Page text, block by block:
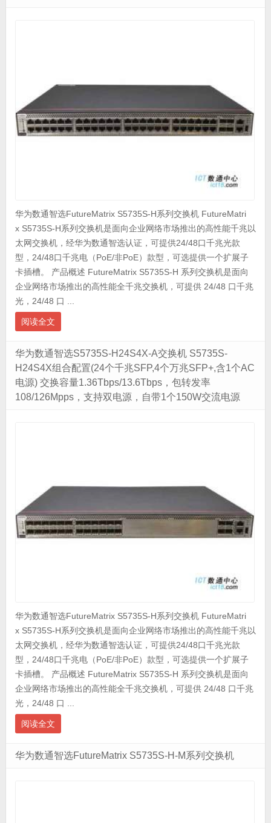
华为数通智选FutureMatrix S5735S-H系列交换机 FutureMatri
x S5735S-H系列交换机是面向企业网络市场推出的高性能千兆以
太网交换机，经华为数通智选认证，可提供24/48口千兆光款
型，24/48口千兆电（PoE/非PoE）款型，可选提供一个扩展子
卡插槽。 产品概述 FutureMatrix S5735S-H 系列交换机是面向
企业网络市场推出的高性能全千兆交换机，可提供 24/48 口千兆
光，24/48 口 ...
阅读全文
华为数通智选S5735S-H24S4X-A交换机 S5735S-
H24S4X组合配置(24个千兆SFP,4个万兆SFP+,含1个AC
电源) 交换容量1.36Tbps/13.6Tbps，包转发率
108/126Mpps，支持双电源，自带1个150W交流电源
华为数通智选FutureMatrix S5735S-H系列交换机 FutureMatri
x S5735S-H系列交换机是面向企业网络市场推出的高性能千兆以
太网交换机，经华为数通智选认证，可提供24/48口千兆光款
型，24/48口千兆电（PoE/非PoE）款型，可选提供一个扩展子
卡插槽。 产品概述 FutureMatrix S5735S-H 系列交换机是面向
企业网络市场推出的高性能全千兆交换机，可提供 24/48 口千兆
光，24/48 口 ...
阅读全文
华为数通智选FutureMatrix S5735S-H-M系列交换机